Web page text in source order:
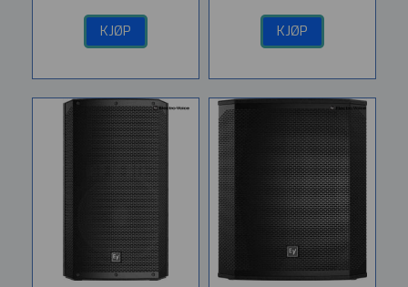
KJØP KJØP